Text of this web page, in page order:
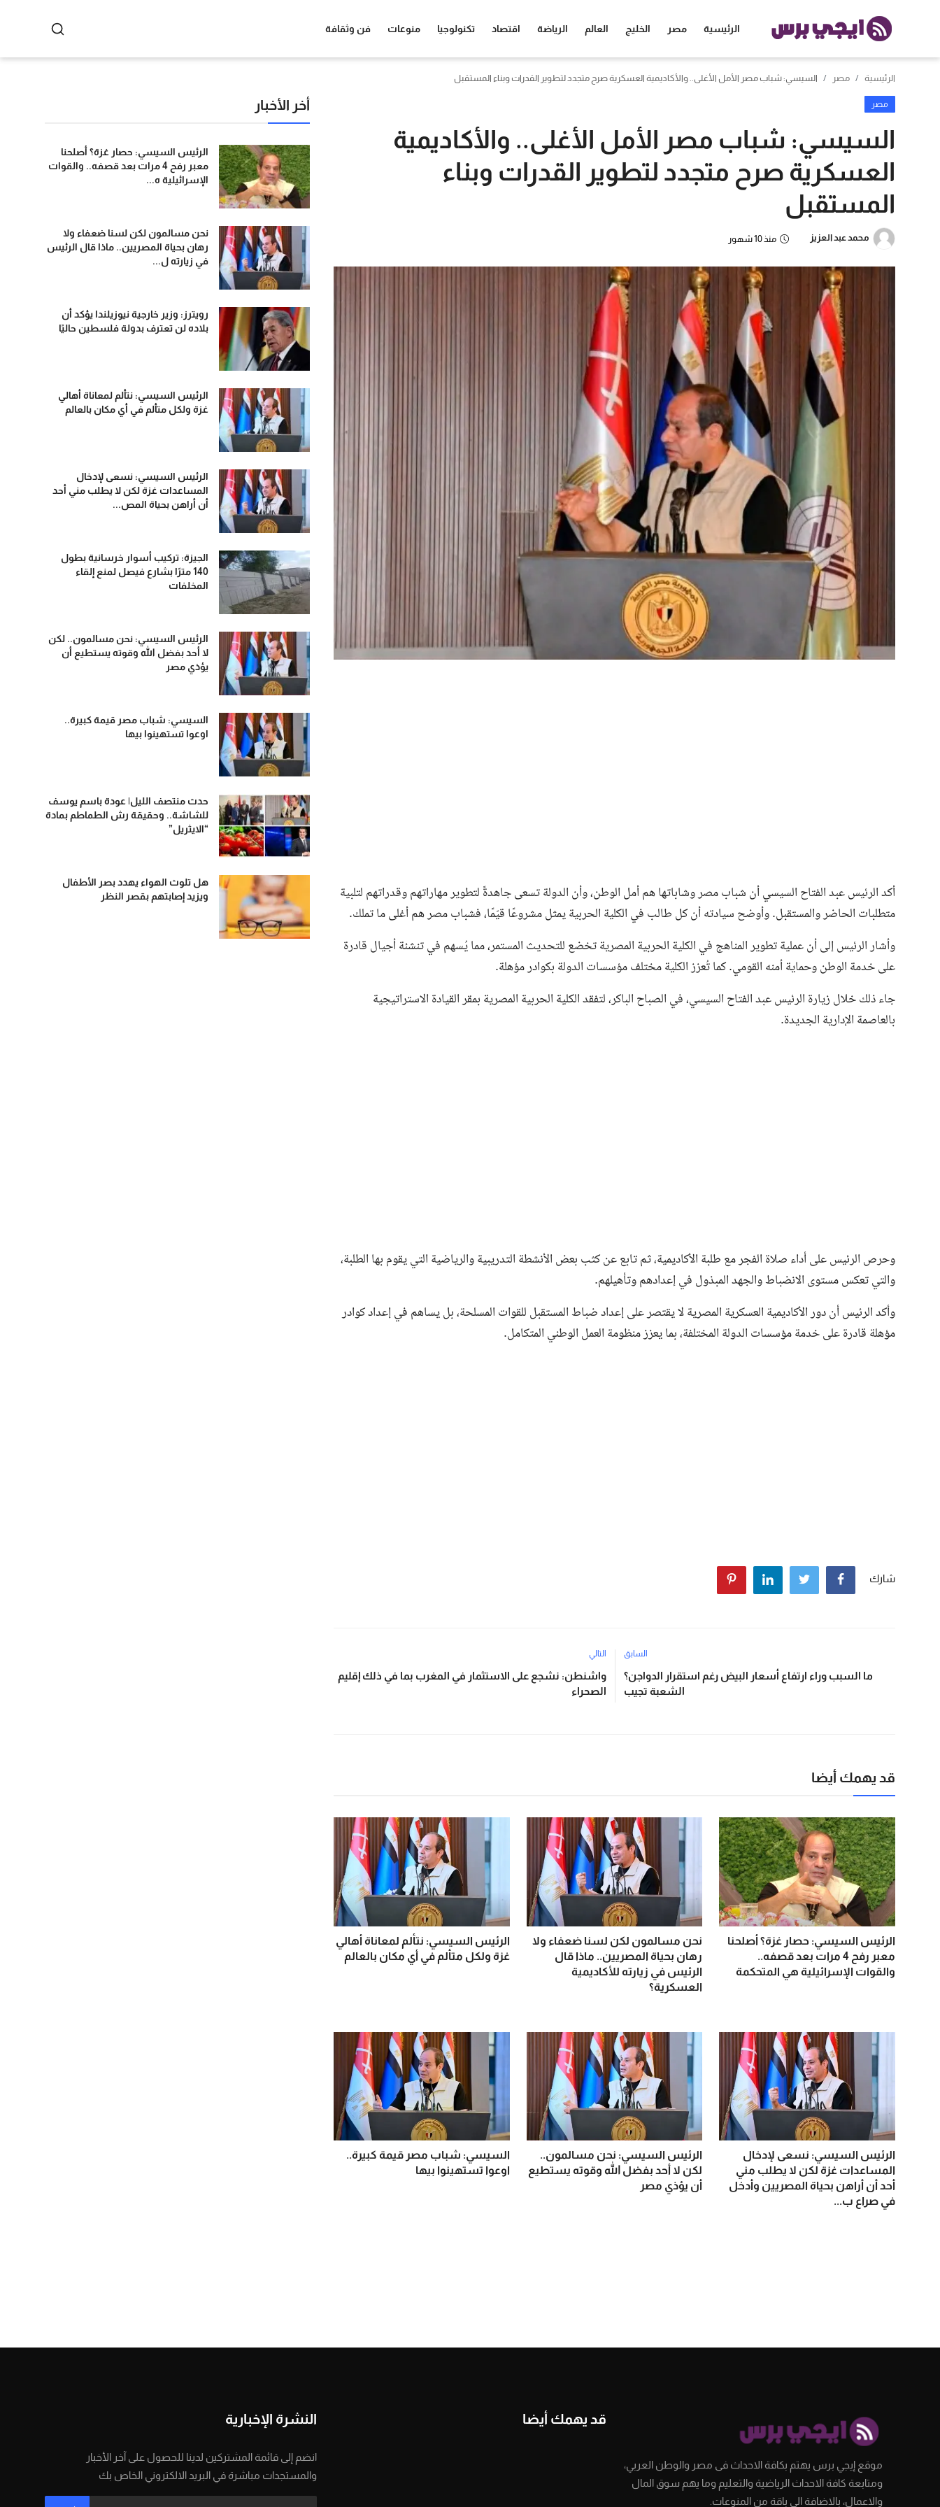
الرئيسية مصر الخليج العالم الرياضة اقتصاد تكنولوجيا منوعات فن وثقافة
الرئيسية مصر السيسي: شباب مصر الأمل الأغلى.. والأكاديمية العسكرية صرح متجدد لتطوير القدرات وبناء المستقبل
مصر
السيسي: شباب مصر الأمل الأغلى.. والأكاديمية
العسكرية صرح متجدد لتطوير القدرات وبناء
المستقبل
محمد عبد العزيز منذ 10 شهور
أكد الرئيس عبد الفتاح السيسي أن شباب مصر وشاباتها هم أمل الوطن، وأن الدولة تسعى جاهدةً لتطوير مهاراتهم وقدراتهم لتلبية
متطلبات الحاضر والمستقبل. وأوضح سيادته أن كل طالب في الكلية الحربية يمثل مشروعًا قيّمًا، فشباب مصر هم أغلى ما تملك.
وأشار الرئيس إلى أن عملية تطوير المناهج في الكلية الحربية المصرية تخضع للتحديث المستمر، مما يُسهم في تنشئة أجيال قادرة
على خدمة الوطن وحماية أمنه القومي. كما تُعزز الكلية مختلف مؤسسات الدولة بكوادر مؤهلة.
جاء ذلك خلال زيارة الرئيس عبد الفتاح السيسي، في الصباح الباكر، لتفقد الكلية الحربية المصرية بمقر القيادة الاستراتيجية
بالعاصمة الإدارية الجديدة.
وحرص الرئيس على أداء صلاة الفجر مع طلبة الأكاديمية، ثم تابع عن كثب بعض الأنشطة التدريبية والرياضية التي يقوم بها الطلبة،
والتي تعكس مستوى الانضباط والجهد المبذول في إعدادهم وتأهيلهم.
وأكد الرئيس أن دور الأكاديمية العسكرية المصرية لا يقتصر على إعداد ضباط المستقبل للقوات المسلحة، بل يساهم في إعداد كوادر
مؤهلة قادرة على خدمة مؤسسات الدولة المختلفة، بما يعزز منظومة العمل الوطني المتكامل.
شارك
السابق
ما السبب وراء ارتفاع أسعار البيض رغم استقرار الدواجن؟
الشعبة تجيب
التالي
واشنطن: نشجع على الاستثمار في المغرب بما في ذلك إقليم
الصحراء
قد يهمك أيضا
الرئيس السيسي: حصار غزة؟ أصلحنا
معبر رفح 4 مرات بعد قصفه..
والقوات الإسرائيلية هي المتحكمة
نحن مسالمون لكن لسنا ضعفاء ولا
رهان بحياة المصريين.. ماذا قال
الرئيس في زيارته للأكاديمية
العسكرية؟
الرئيس السيسي: نتألم لمعاناة أهالي
غزة ولكل متألم في أي مكان بالعالم
الرئيس السيسي: نسعى لإدخال
المساعدات غزة لكن لا يطلب مني
أحد أن أراهن بحياة المصريين وأدخل
في صراع ب...
الرئيس السيسي: نحن مسالمون..
لكن لا أحد بفضل الله وقوته يستطيع
أن يؤذي مصر
السيسي: شباب مصر قيمة كبيرة..
اوعوا تستهينوا بيها
أخر الأخبار
الرئيس السيسي: حصار غزة؟ أصلحنا
معبر رفح 4 مرات بعد قصفه.. والقوات
الإسرائيلية ه...
نحن مسالمون لكن لسنا ضعفاء ولا
رهان بحياة المصريين.. ماذا قال الرئيس
في زيارته ل...
رويترز: وزير خارجية نيوزيلندا يؤكد أن
بلاده لن تعترف بدولة فلسطين حاليًا
الرئيس السيسي: نتألم لمعاناة أهالي
غزة ولكل متألم في أي مكان بالعالم
الرئيس السيسي: نسعى لإدخال
المساعدات غزة لكن لا يطلب مني أحد
أن أراهن بحياة المص...
الجيزة: تركيب أسوار خرسانية بطول
140 مترًا بشارع فيصل لمنع إلقاء
المخلفات
الرئيس السيسي: نحن مسالمون.. لكن
لا أحد بفضل الله وقوته يستطيع أن
يؤذي مصر
السيسي: شباب مصر قيمة كبيرة..
اوعوا تستهينوا بيها
حدث منتصف الليل| عودة باسم يوسف
للشاشة.. وحقيقة رش الطماطم بمادة
“الايثريل”
هل تلوث الهواء يهدد بصر الأطفال
ويزيد إصابتهم بقصر النظر
موقع إيجي برس يهتم بكافة الاحداث فى مصر والوطن العربي،
ومتابعة كافة الاحداث الرياضية والتعليم وما يهم سوق المال
والاعمال، بالاضافة الى باقة من المنوعات.
قد يهمك أيضا النشرة الإخبارية
انضم إلى قائمة المشتركين لدينا للحصول على آخر الأخبار
والمستجدات مباشرة في البريد الالكتروني الخاص بك